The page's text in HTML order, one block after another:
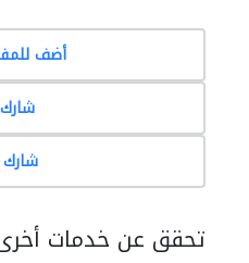
أضف
شارك
شارك
تحقق عن خدمات